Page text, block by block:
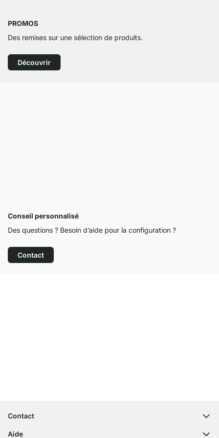
PROMOS
Des remises sur une sélection de produits.
Découvrir
Conseil personnalisé
Des questions ? Besoin d’aide pour la configuration ?
Contact
Contact
contact@regalraum.com
Aide